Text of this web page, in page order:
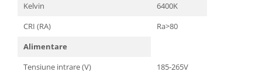
Kelvin
6400K
CRI (RA)
Ra>80
Alimentare
Tensiune intrare (V)
185-265V